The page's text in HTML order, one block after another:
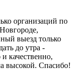
организаций по
выезд только
до утра -
качественно,
высокой. Спасибо!